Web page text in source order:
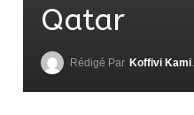
Qatar
Rédigé Par Koffivi Kami AGBETOU